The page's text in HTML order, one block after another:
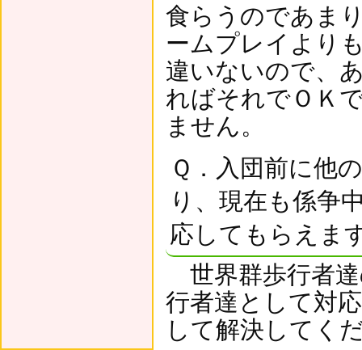
食らうのであま
ームプレイより
違いないので、
ればそれでＯＫ
ません。
Ｑ．入団前に他
り、現在も係争
応してもらえま
世界群歩行者
行者達として対
して解決してく